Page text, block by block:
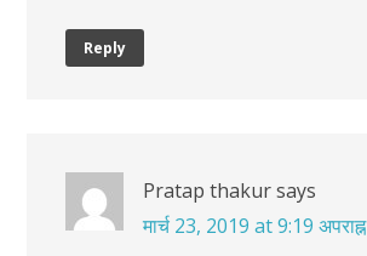
Reply
Pratap thakursays
मार्च 23, 2019 at 9:19 अपराह्न